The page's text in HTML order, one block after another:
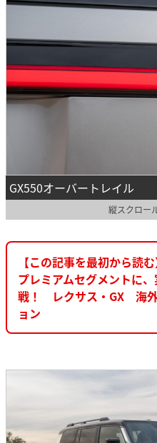
GX550オーバートレイル
縦スクロー
【この記事を最初から読む
プレミアムセグメントに
戦！ レクサス・GX 海
ョン